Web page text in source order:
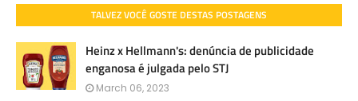
TALVEZ VOCÊ GOSTE DESTAS POSTAGENS
Heinz x Hellmann's: denúncia de publicidade
enganosa é julgada pelo STJ
March 06, 2023